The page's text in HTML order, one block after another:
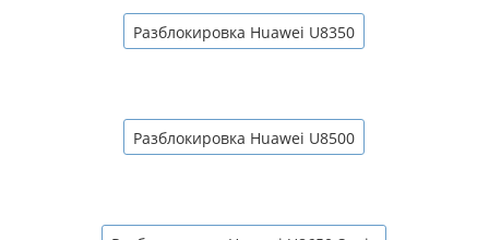
Разблокировка Huawei U8350
Разблокировка Huawei U8500